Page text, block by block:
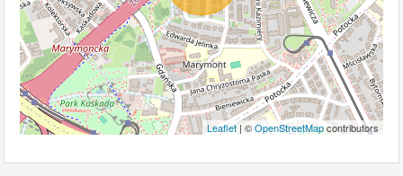
Leaflet| ©OpenStreetMapcontributors